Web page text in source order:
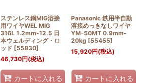
ステンレス鋼MIG溶接
用ワイヤWEL MIG
316L 1.2mm-12.5 日
本ウェルディング・ロ
ッド [55830]
46,730円(税込)
カートに入れる
Panasonic 鉄用半自動
溶接めっきなしワイヤ
YM-50MT 0.9mm-
20kg [55455]
15,920円(税込)
カートに入れる